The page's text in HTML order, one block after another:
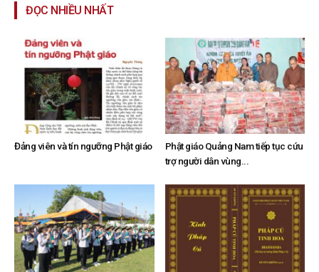
ĐỌC NHIỀU NHẤT
Đảng viên và tín ngưỡng Phật giáo
Phật giáo Quảng Nam tiếp tục cứu
trợ người dân vùng...